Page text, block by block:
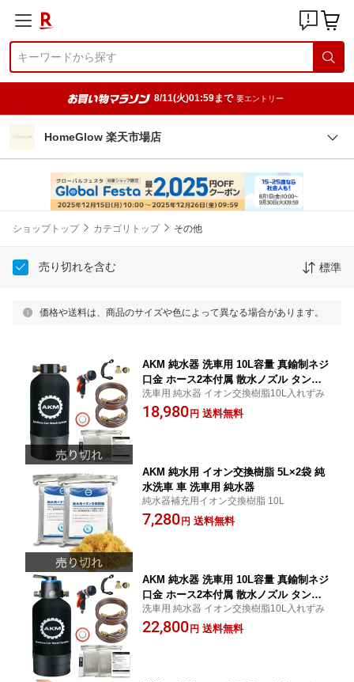
8/11(火)01:59まで 要エントリー
HomeGlow 楽天市場店
ショップトップ カテゴリトップ その他
売り切れを含む 標準
価格や送料は、商品のサイズや色によって異なる場合があります。
AKM 純水器 洗車用 10L容量 真鍮制ネジ
口金 ホース2本付属 散水ノズル タンク
カバー TDSメーター イオン交換樹脂
洗車用 純水器 イオン交換樹脂10L入れずみ
18,980円 送料無料
AKM 純水用 イオン交換樹脂 5L×2袋 純
水洗車 車 洗車用 純水器
純水器補充用イオン交換樹脂 10L
7,280円 送料無料
AKM 純水器 洗車用 10L容量 真鍮制ネジ
口金 ホース2本付属 散水ノズル タンク
カバー TDSメーター イオン交換樹脂
洗車用 純水器 イオン交換樹脂10L入れずみ
22,800円 送料無料